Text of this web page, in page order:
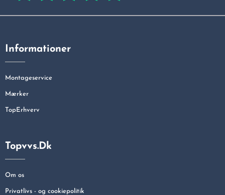
Informationer
Montageservice
Mærker
TopErhverv
Topvvs.dk
Om os
Privatlivs - og cookiepolitik